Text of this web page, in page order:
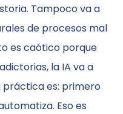
Tampoco va a
de procesos mal
es caótico porque
la IA va a
práctica es: primero
Eso es